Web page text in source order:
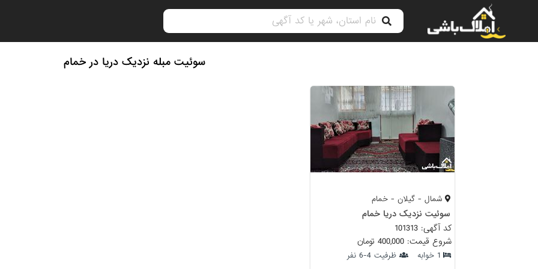
سوئیت مبله نزدیک دریا در خمام
شمال - گیلان - خمام
سوئیت نزدیک دریا خمام
کد آگهی: 101313
شروع قیمت: 400,000 تومان
1 خوابه ظرفیت 4-6 نفر